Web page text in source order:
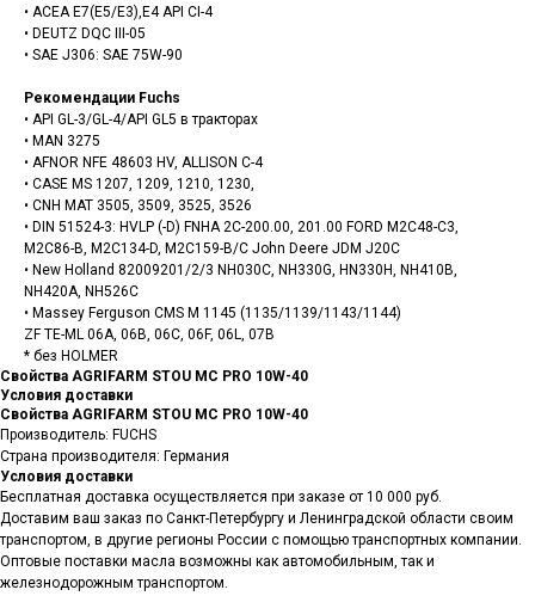
• ACEA E7(E5/E3),E4 API CI-4
• DEUTZ DQC III-05
• SAE J306: SAE 75W-90
Рекомендации Fuchs
• API GL-3/GL-4/API GL5 в тракторах
• MAN 3275
• AFNOR NFE 48603 HV, ALLISON C-4
• CASE MS 1207, 1209, 1210, 1230,
• CNH MAT 3505, 3509, 3525, 3526
• DIN 51524-3: HVLP (-D) FNHA 2C-200.00, 201.00 FORD M2C48-C3,
M2C86-B, M2C134-D, M2C159-B/C John Deere JDM J20C
• New Holland 82009201/2/3 NH030C, NH330G, HN330H, NH410B,
NH420A, NH526C
• Massey Ferguson CMS M 1145 (1135/1139/1143/1144)
ZF TE-ML 06A, 06B, 06C, 06F, 06L, 07B
* без HOLMER
Свойства AGRIFARM STOU MC PRO 10W-40
Условия доставки
Свойства AGRIFARM STOU MC PRO 10W-40
Производитель: FUCHS
Страна производителя: Германия
Условия доставки
Бесплатная доставка осуществляется при заказе от 10 000 руб.
Доставим ваш заказ по Санкт-Петербургу и Ленинградской области своим
транспортом, в другие регионы России с помощью транспортных компании.
Оптовые поставки масла возможны как автомобильным, так и
железнодорожным транспортом.
Санкт-Петербург, ш.Революции,
+7 (812) 448-86-36
Аналоги
Оплата и доставка
Гарантии
О компании
Отзывы
Гидравлические масла
Компрессорные масла
Трансмиссионные масла
Гидротрансмиссионные
масла
Редукторные масла
Заказать звонок
Карта сайта
Вакансии